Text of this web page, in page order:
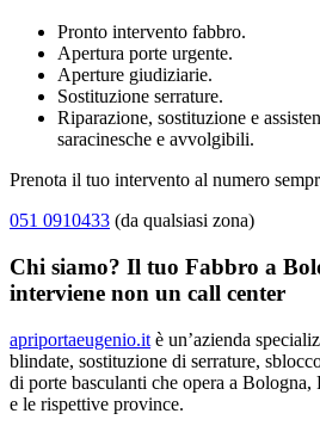
Pronto intervento fabbro.
Apertura porte urgente.
Aperture giudiziarie.
Sostituzione serrature.
Riparazione, sostituzione e
saracinesche e avvolgibili.
Prenota il tuo intervento al numero
051 0910433 (da qualsiasi zona)
Chi siamo? Il tuo Fabbro a
interviene non un call center
apriportaeugenio.it è un’azienda
blindate, sostituzione di serrature,
di porte basculanti che opera a Bologna,
e le rispettive province.